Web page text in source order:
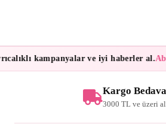
kampanyalar ve iyi haberler al.
Kargo Bedava
3000 TL ve üzeri